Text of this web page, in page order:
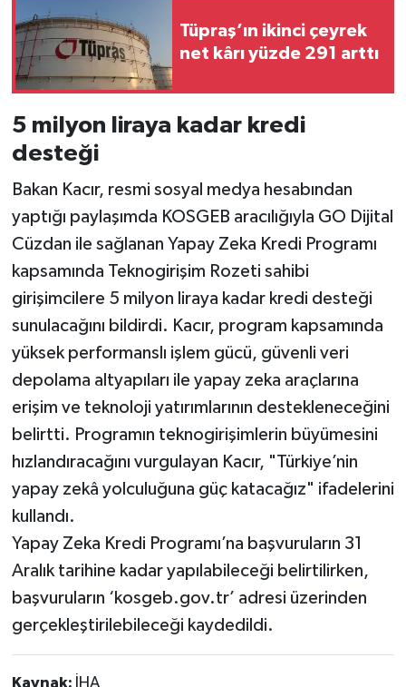
Tüpraş’ın ikinci çeyrek
net kârı yüzde 291 arttı
5 milyon liraya kadar kredi
desteği
Bakan Kacır, resmi sosyal medya hesabından
yaptığı paylaşımda KOSGEB aracılığıyla GO Dijital
Cüzdan ile sağlanan Yapay Zeka Kredi Programı
kapsamında Teknogirişim Rozeti sahibi
girişimcilere 5 milyon liraya kadar kredi desteği
sunulacağını bildirdi. Kacır, program kapsamında
yüksek performanslı işlem gücü, güvenli veri
depolama altyapıları ile yapay zeka araçlarına
erişim ve teknoloji yatırımlarının destekleneceğini
belirtti. Programın teknogirişimlerin büyümesini
hızlandıracağını vurgulayan Kacır, "Türkiye’nin
yapay zekâ yolculuğuna güç katacağız" ifadelerini
kullandı.
Yapay Zeka Kredi Programı’na başvuruların 31
Aralık tarihine kadar yapılabileceği belirtilirken,
başvuruların ‘kosgeb.gov.tr’ adresi üzerinden
gerçekleştirilebileceği kaydedildi.
Kaynak: İHA